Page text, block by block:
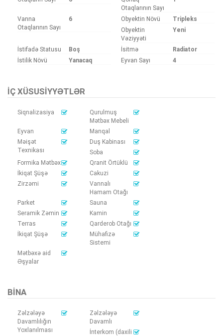
Otaqlarının Sayı
Vanna
Otaqlarının Sayı
6 Obyektin Növü
Tripleks
Obyektin
Vəziyyəti
Yeni
İstifadə Statusu Boş İsitmə
Radiator
İstilik Növü
Yanacaq Eyvan Sayı 4
İÇ XÜSUSIYYƏTLƏR
Siqnalizasiya
Qurulmuş
Mətbəx Mebeli
Eyvan
Manqal
Məişət
Texnikası
Duş Kabinası
Soba
Formika Mətbəx
Qranit Örtüklü
İkiqat Şüşə
Cakuzi
Zirzəmi
Vannalı
Hamam Otağı
Parket
Sauna
Seramik Zəmin
Kamin
Terras
Qarderob Otağı
İkiqat Şüşə
Mühafizə
Sistemi
Mətbəxə aid
Əşyalar
BINA
Zəlzələyə
Davamlılığın
Yoxlanılması
Zəlzələyə
Davamlı
İnterkom (daxili